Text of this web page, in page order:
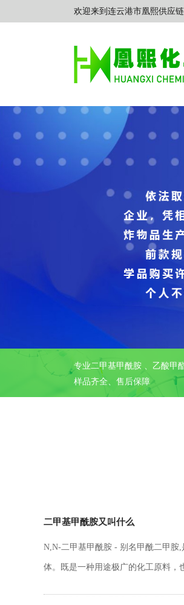
欢迎来到连云港市凰熙供应
专业二甲基甲酰胺 、乙酸甲
样品齐全、售后保障
二甲基甲酰胺又叫什么
N,N-二甲基甲酰胺 - 别名甲酰二甲胺
体。既是一种用途极广的化工原料，